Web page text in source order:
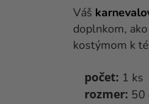
Váš
doplnkom,
kostýmom k
počet: 1 ks
rozmer: 50